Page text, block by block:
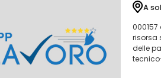
A
000157
risorsa
delle